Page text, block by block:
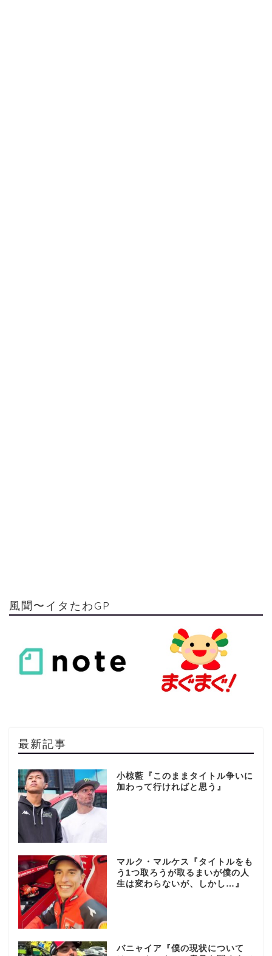
風聞〜イタたわGP
最新記事
小椋藍『このままタイトル争いに
加わって行ければと思う』
マルク・マルケス『タイトルをも
う1つ取ろうが取るまいが僕の人
生は変わらないが、しかし…』
バニャイア『僕の現状について